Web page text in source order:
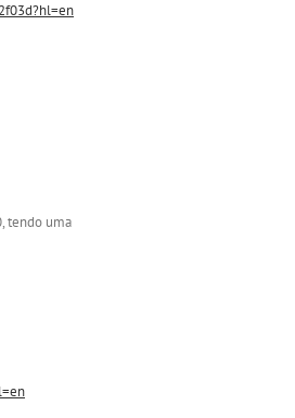
tendo uma